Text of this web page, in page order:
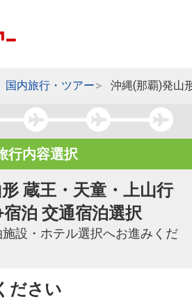
国内旅行・ツアー 沖縄(那覇)発山
行内容選択
蔵王・天童・上山行
泊 交通宿泊選択
設・ホテル選択へお進みくだ
ださい